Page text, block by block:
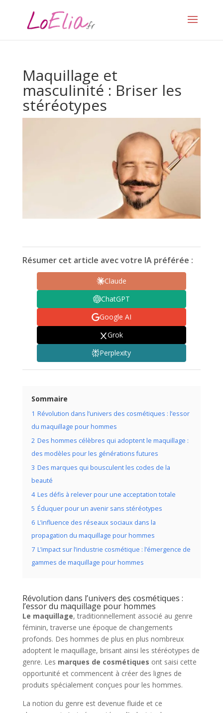
Maquillage et
masculinité : Briser les
stéréotypes
Résumer cet article avec votre IA préférée :
Claude
ChatGPT
Google AI
Grok
Perplexity
Sommaire
1 Révolution dans l’univers des cosmétiques : l’essor
du maquillage pour hommes
2 Des hommes célèbres qui adoptent le maquillage :
des modèles pour les générations futures
3 Des marques qui bousculent les codes de la
beauté
4 Les défis à relever pour une acceptation totale
5 Éduquer pour un avenir sans stéréotypes
6 L’influence des réseaux sociaux dans la
propagation du maquillage pour hommes
7 L’impact sur l’industrie cosmétique : l’émergence de
gammes de maquillage pour hommes
Révolution dans l’univers des cosmétiques :
l’essor du maquillage pour hommes
Le maquillage, traditionnellement associé au genre
féminin, traverse une époque de changements
profonds. Des hommes de plus en plus nombreux
adoptent le maquillage, brisant ainsi les stéréotypes de
genre. Les marques de cosmétiques ont saisi cette
opportunité et commencent à créer des lignes de
produits spécialement conçues pour les hommes.
La notion du genre est devenue fluide et ce